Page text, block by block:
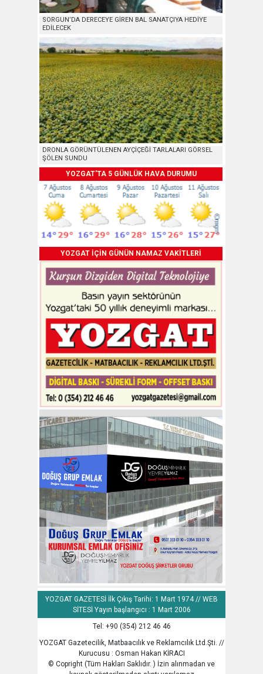
SORGUN’DA DERECEYE GİREN BAL SANATÇIYA HEDİYE
EDİLECEK
DRONLA GÖRÜNTÜLENEN AYÇİÇEĞİ TARLALARI GÖRSEL
ŞÖLEN SUNDU
YOZGAT'TA 5 GÜNLÜK HAVA DURUMU
YOZGAT İÇİN GÜNÜN NAMAZ VAKİTLERİ
YOZGAT GAZETESİ İlk Çıkış Tarihi: 1 Mart 1974 // WEB
SİTESİ Yayın başlangıcı : 1 Mart 2006
Tel: +90 (354) 212 46 46
YOZGAT Gazetecilik, Matbaacılık ve Reklamcılık Ltd.Şti. //
Kurucusu : Osman Hakan KİRACI
© Copright (Tüm Hakları Saklıdır. ) İzin alınmadan ve